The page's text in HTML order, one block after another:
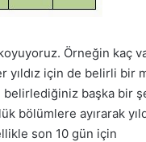
Örneğin kaç
yıldız için de belirli
belirlediğiniz başka bir
bölümlere ayırarak
son 10 gün için